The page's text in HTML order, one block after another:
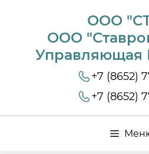
ООО
ООО
Управляющая
+7 (8652)
+7 (8652)